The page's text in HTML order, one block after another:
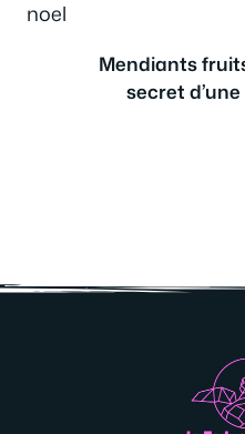
Mendiants
secret